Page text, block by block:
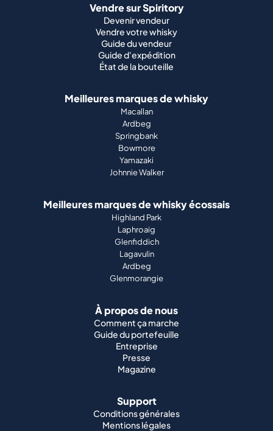
Vendre sur Spiritory
Devenir vendeur
Vendre votre whisky
Guide du vendeur
Guide d'expédition
État de la bouteille
Meilleures marques de whisky
Macallan
Ardbeg
Springbank
Bowmore
Yamazaki
Johnnie Walker
Meilleures marques de whisky écossais
Highland Park
Laphroaig
Glenfiddich
Lagavulin
Ardbeg
Glenmorangie
À propos de nous
Comment ça marche
Guide du portefeuille
Entreprise
Presse
Magazine
Support
Conditions générales
Mentions légales